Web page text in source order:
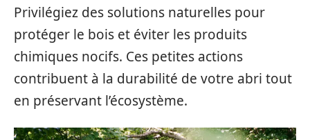
Privilégiez des solutions naturelles pour
protéger le bois et éviter les produits
chimiques nocifs. Ces petites actions
contribuent à la durabilité de votre abri tout
en préservant l’écosystème.